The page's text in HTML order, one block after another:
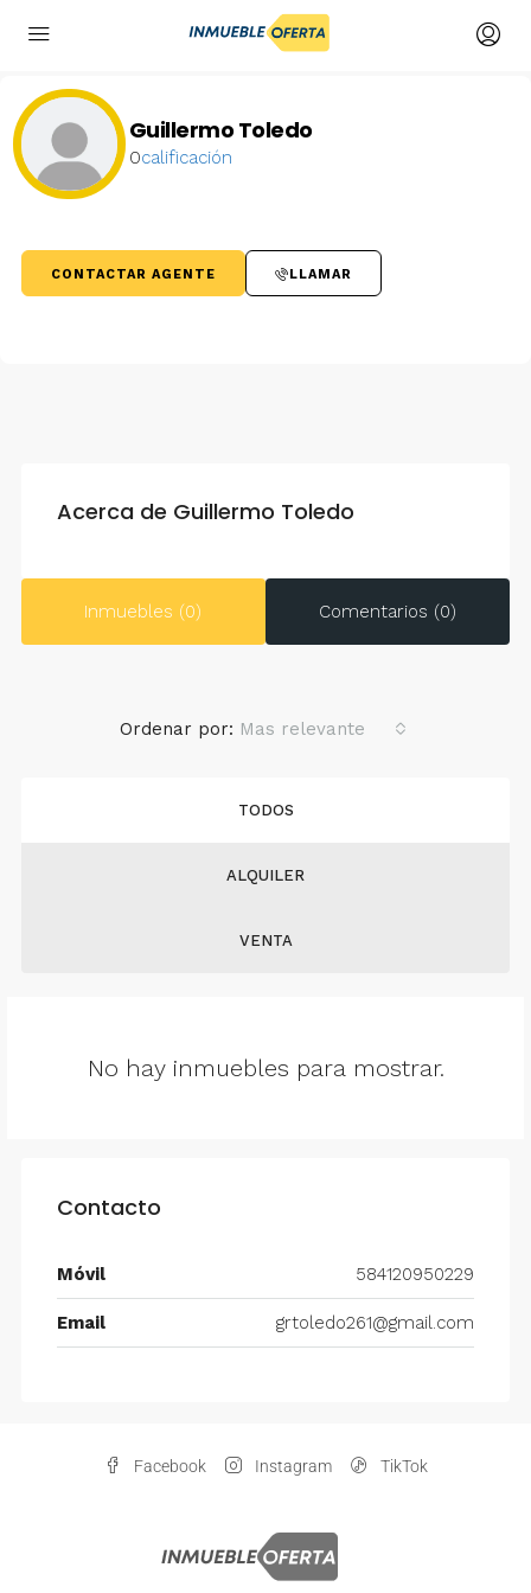
Guillermo Toledo
0calificación
CONTACTAR AGENTE LLAMAR
Acerca de Guillermo Toledo
Inmuebles (0) Comentarios (0)
TODOS
ALQUILER
VENTA
Ordenar por: Mas relevante
No hay inmuebles para mostrar.
Contacto
Móvil 584120950229
Email grtoledo261@gmail.com
Facebook Instagram TikTok